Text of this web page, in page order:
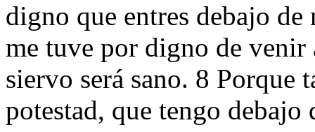
digno que entres debajo
me tuve por digno de
siervo será sano. 8 Porque
potestad, que tengo